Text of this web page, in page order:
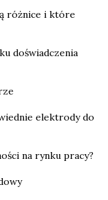
różnice i które
doświadczenia
elektrody do
na rynku pracy?